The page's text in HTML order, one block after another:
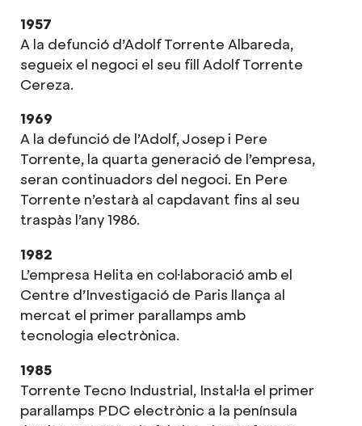
1957
A la defunció d’Adolf Torrente Albareda,
segueix el negoci el seu fill Adolf Torrente
Cereza.
1969
A la defunció de l’Adolf, Josep i Pere
Torrente, la quarta generació de l’empresa,
seran continuadors del negoci. En Pere
Torrente n’estarà al capdavant fins al seu
traspàs l’any 1986.
1982
L’empresa Helita en col·laboració amb el
Centre d’Investigació de Paris llança al
mercat el primer parallamps amb
tecnologia electrònica.
1985
Torrente Tecno Industrial, Instal·la el primer
parallamps PDC electrònic a la península